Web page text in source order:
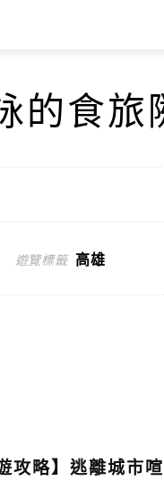
遊覽標籤 高雄
攻略】逃離城市